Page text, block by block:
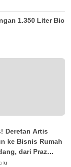
1.350 Liter Bio
Deretan Artis
ke Bisnis Rumah
dari Praz
Deddy